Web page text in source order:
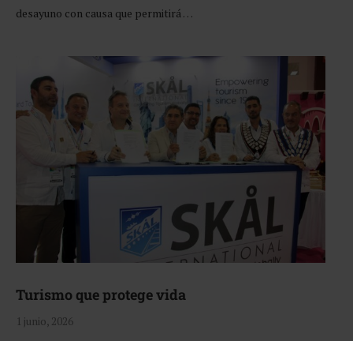
desayuno con causa que permitirá …
Turismo que protege vida
1 junio, 2026